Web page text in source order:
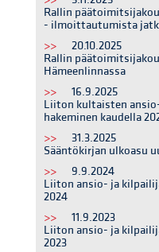
Rallin
- ilmoittautumista
>>
20.10.2025
Rallin
Hämeenlinnassa
>>
16.9.2025
Liiton kultaisten
hakeminen kaudella
>>
31.3.2025
Sääntökirjan ulkoasu
>>
9.9.2024
Liiton ansio- ja
2024
>>
11.9.2023
Liiton ansio- ja
2023